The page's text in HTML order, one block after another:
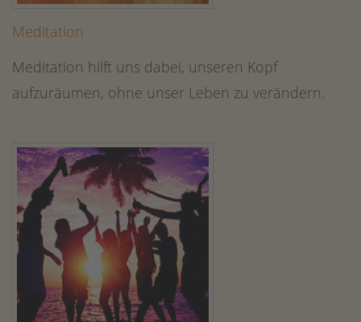
Meditation
Meditation hilft uns dabei, unseren Kopf
aufzuräumen, ohne unser Leben zu verändern.